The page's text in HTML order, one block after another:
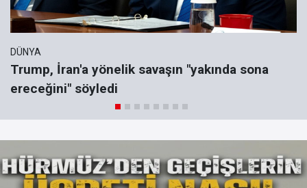
DÜNYA
Trump, İran'a yönelik savaşın "yakında sona
ereceğini" söyledi